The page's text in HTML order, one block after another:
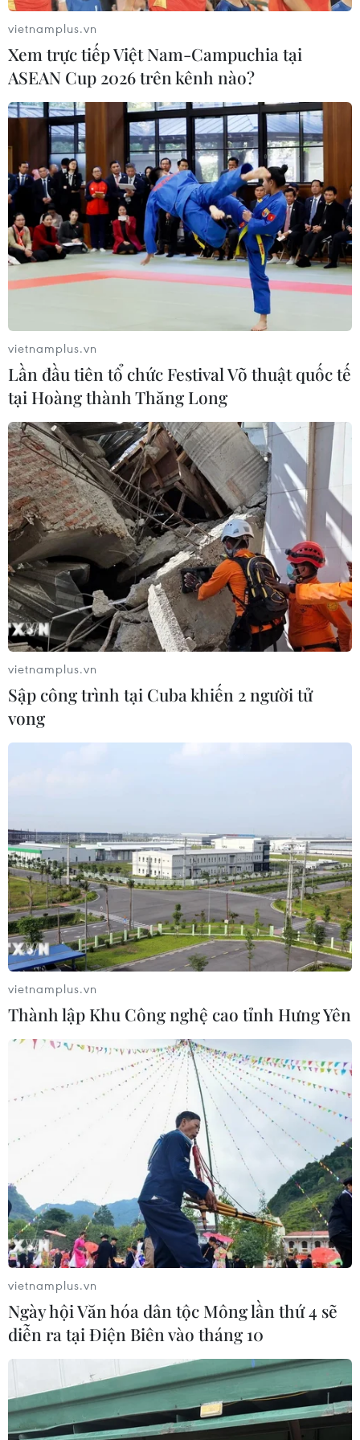
Châu Âu có thể sẽ vượt châu Á về số ca
nhiễm COVID-19
22/11/2020 10:28
Với tốc độ gia tăng số ca nhiễm mới hiện nay, châu Âu
nhiều khả năng sớm trở thành "tâm chấn" dịch bệnh,
bất chấp nhiều nước đã đẩy mạnh các biện pháp ứng
phó.
G20: Nga sẵn sàng cung cấp vắcxin ngừa
COVID-19 cho tất cả các nước
22/11/2020 11:04
Nhà lãnh đạo Nga thừa nhận sự cạnh tranh trên thị
trường vắcxin là không thể tránh khỏi, nhưng việc đầu tư
tiêu nhân đạo.
vietnamplus.vn
Xem trực tiếp Việt Nam-Campuchia tại
ASEAN Cup 2026 trên kênh nào?
vietnamplus.vn
Lần đầu tiên tổ chức Festival Võ thuật quốc tế
tại Hoàng thành Thăng Long
vietnamplus.vn
Sập công trình tại Cuba khiến 2 người tử
vong
vietnamplus.vn
Thành lập Khu Công nghệ cao tỉnh Hưng Yên
vietnamplus.vn
Ngày hội Văn hóa dân tộc Mông lần thứ 4 sẽ
diễn ra tại Điện Biên vào tháng 10